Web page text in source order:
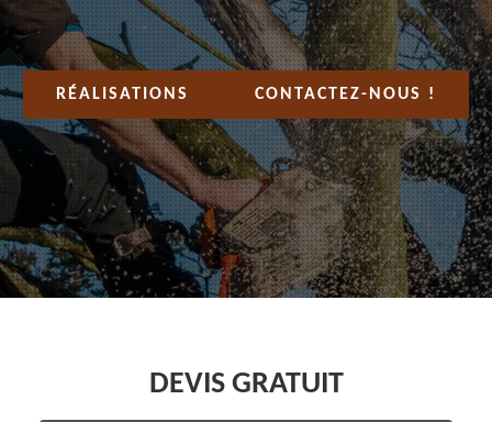
RÉALISATIONS CONTACTEZ-NOUS !
DEVIS GRATUIT